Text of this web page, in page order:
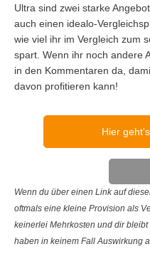
Ultra sind zwei starke
auch einen idealo-
wie viel ihr im Vergleich zum
spart. Wenn ihr noch andere
in den Kommentaren da,
davon profitieren kann!
Hier
Wenn du über einen Link auf
oftmals eine kleine Provision als
keinerlei Mehrkosten und dir
haben in keinem Fall Auswirkung